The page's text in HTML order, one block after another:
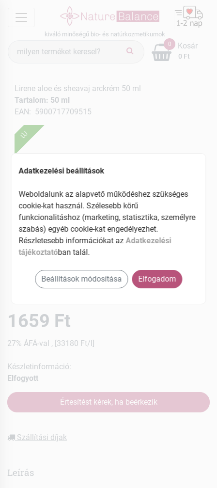
menu
kiváló minőségű bio- és natúrkozmetikumok
keresés
0
0 Ft
Kosár
ÚJ
Lirene aloe és sheavaj arckrém 50 ml
Tartalom: 50 ml
EAN: 5900717709515
1659 Ft
27% ÁFÁ-val , [33180 Ft/l]
Készletinformáció:
Elfogyott
Értesítést kérek, ha beérkezik
Szállítási díjak
Leírás
Adatkezelési beállítások
Weboldalunk az alapvető működéshez szükséges
cookie-kat használ. Szélesebb körű
funkcionalitáshoz (marketing, statisztika, személyre
szabás) egyéb cookie-kat engedélyezhet.
Részletesebb információkat az Adatkezelési
tájékoztatóban talál.
Beállítások módosítása Elfogadom